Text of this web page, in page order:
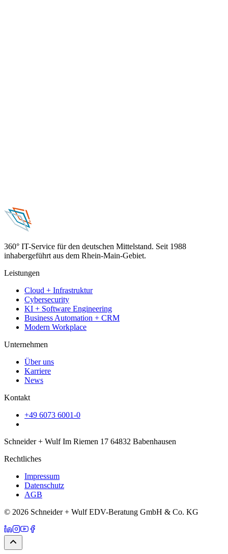
360° IT-Service für den deutschen Mittelstand. Seit 1988
inhabergeführt aus dem Rhein-Main-Gebiet.
Leistungen
Cloud + Infrastruktur
Cybersecurity
KI + Software Engineering
Business Automation + CRM
Modern Workplace
Unternehmen
Über uns
Karriere
News
Kontakt
+49 6073 6001-0
Schneider + Wulf Im Riemen 17 64832 Babenhausen
Rechtliches
Impressum
Datenschutz
AGB
© 2026 Schneider + Wulf EDV-Beratung GmbH & Co. KG